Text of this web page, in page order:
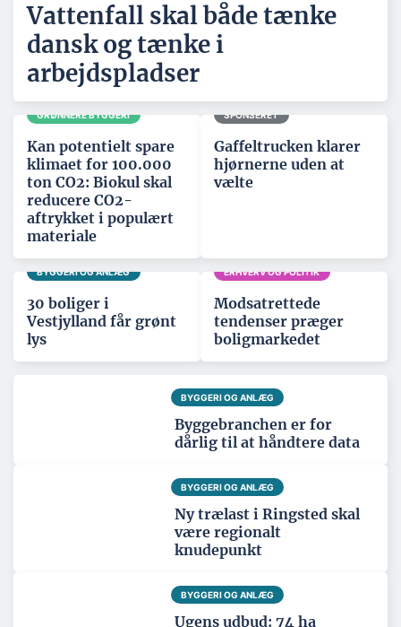
Vattenfall skal både tænke
dansk og tænke i
arbejdspladser
GRØNNERE BYGGERI
Kan potentielt spare
klimaet for 100.000
ton CO2: Biokul skal
reducere CO2-
aftrykket i populært
materiale
SPONSERET
Gaffeltrucken klarer
hjørnerne uden at
vælte
BYGGERI OG ANLÆG
30 boliger i
Vestjylland får grønt
lys
ERHVERV OG POLITIK
Modsatrettede
tendenser præger
boligmarkedet
BYGGERI OG ANLÆG
Byggebranchen er for
dårlig til at håndtere data
BYGGERI OG ANLÆG
Ny trælast i Ringsted skal
være regionalt
knudepunkt
BYGGERI OG ANLÆG
Ugens udbud: 74 ha